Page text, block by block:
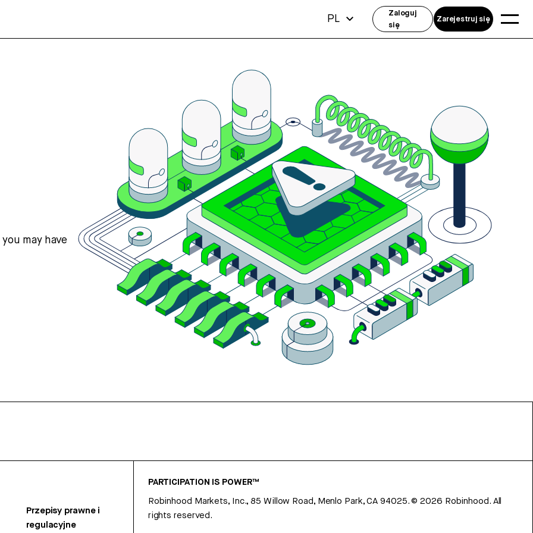
may have
Przepisy prawne i
regulacyjne
PARTICIPATION IS POWER™
Robinhood Markets, Inc., 85 Willow Road, Menlo Park, CA 94025.©2026 Robinhood. All
rights reserved.
PL
Zaloguj
się
Zarejestruj się